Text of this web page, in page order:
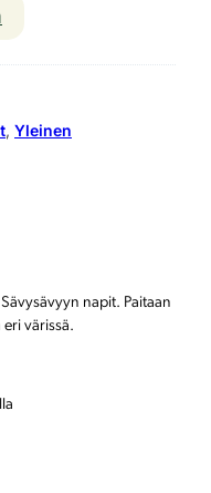
, Yleinen
napit. Paitaan
värissä.